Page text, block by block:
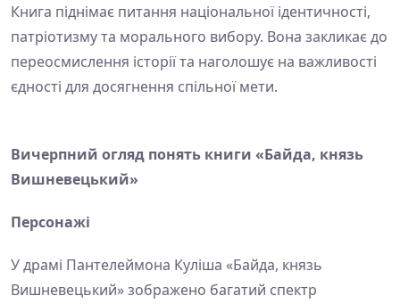
Книга піднімає питання національної ідентичності,
патріотизму та морального вибору. Вона закликає до
переосмислення історії та наголошує на важливості
єдності для досягнення спільної мети.
Вичерпний огляд понять книги «Байда, князь
Вишневецький»
Персонажі
У драмі Пантелеймона Куліша «Байда, князь
Вишневецький» зображено багатий спектр